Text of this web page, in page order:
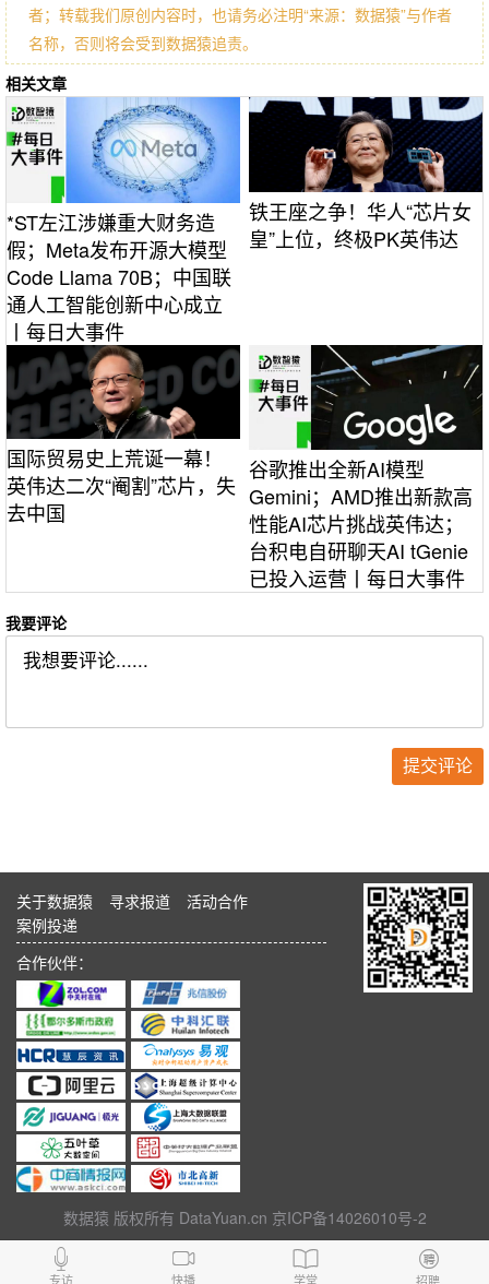
者；转载我们原创内容时，也请务必注明“来源：数据猿”与作者
名称，否则将会受到数据猿追责。
相关文章
*ST左江涉嫌重大财务造
假；Meta发布开源大模型
Code Llama 70B；中国联
通人工智能创新中心成立
丨每日大事件
铁王座之争！华人“芯片女
皇”上位，终极PK英伟达
国际贸易史上荒诞一幕！
英伟达二次“阉割”芯片，失
去中国
谷歌推出全新AI模型
Gemini；AMD推出新款高
性能AI芯片挑战英伟达；
台积电自研聊天AI tGenie
已投入运营丨每日大事件
我要评论
关于数据猿 寻求报道
活动合作
案例投递
合作伙伴：
数据猿 版权所有 DataYuan.cn 京ICP备14026010号-2
专访 快播 学堂